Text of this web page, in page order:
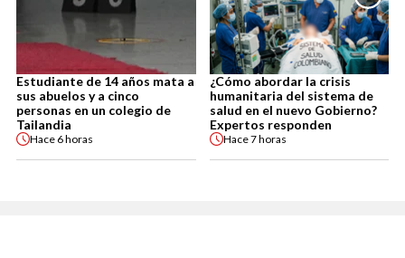
Estudiante de 14 años mata a
sus abuelos y a cinco
personas en un colegio de
Tailandia
Hace 6 horas
¿Cómo abordar la crisis
humanitaria del sistema de
salud en el nuevo Gobierno?
Expertos responden
Hace7 horas